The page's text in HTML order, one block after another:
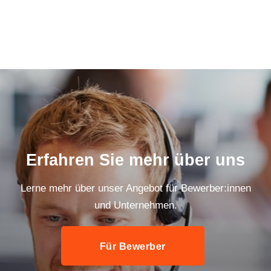
Erfahren Sie mehr über uns
Lerne mehr über unser Angebot für Bewerber:innen
und Unternehmen.
Für Bewerber